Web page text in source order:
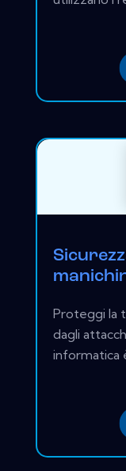
Proteggi la
dagli
informatica è